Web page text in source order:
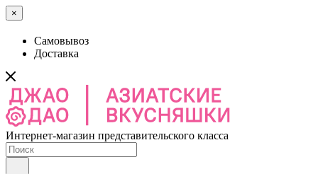
×
Самовывоз
Доставка
Интернет-магазин представительского класса